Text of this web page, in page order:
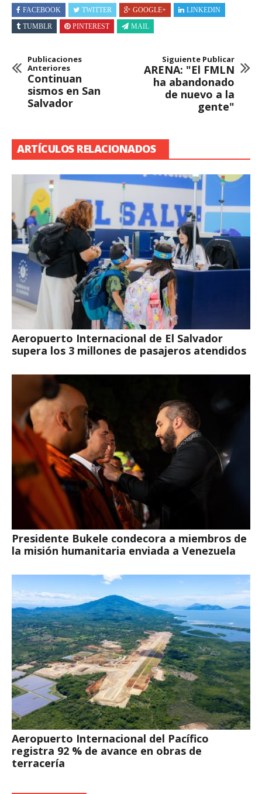
FACEBOOK TWITTER GOOGLE+
LINKEDIN
TUMBLR
PINTEREST MAIL
Publicaciones
Anteriores
Continuan
sismos en San
Salvador
Siguiente Publicar
ARENA: "El FMLN
ha abandonado
de nuevo a la
gente"
ARTÍCULOS RELACIONADOS
Aeropuerto Internacional de El Salvador
supera los 3 millones de pasajeros atendidos
Presidente Bukele condecora a miembros de
la misión humanitaria enviada a Venezuela
Aeropuerto Internacional del Pacífico
registra 92 % de avance en obras de
terracería